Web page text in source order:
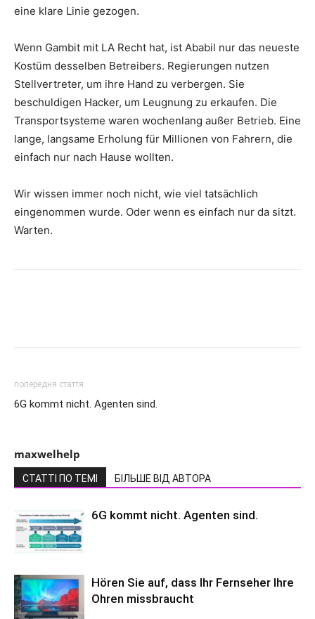
eine klare Linie gezogen.
Wenn Gambit mit LA Recht hat, ist Ababil nur das neueste
Kostüm desselben Betreibers. Regierungen nutzen
Stellvertreter, um ihre Hand zu verbergen. Sie
beschuldigen Hacker, um Leugnung zu erkaufen. Die
Transportsysteme waren wochenlang außer Betrieb. Eine
lange, langsame Erholung für Millionen von Fahrern, die
einfach nur nach Hause wollten.
Wir wissen immer noch nicht, wie viel tatsächlich
eingenommen wurde. Oder wenn es einfach nur da sitzt.
Warten.
попередня стаття
6G kommt nicht. Agenten sind.
maxwelhelp
СТАТТІ ПО ТЕМІ БІЛЬШЕ ВІД АВТОРА
6G kommt nicht. Agenten sind.
Hören Sie auf, dass Ihr Fernseher Ihre
Ohren missbraucht